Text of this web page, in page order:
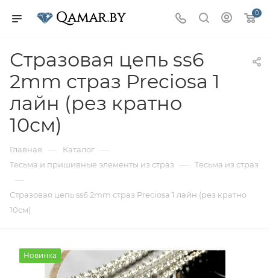
0
Стразовая цепь ss6
2mm страз Preciosa 1
лайн (рез кратно
10см)
Главная — Каталог —
Тесьма и пришивные элементы из страз — Тесьма из страз
—
Стразовая цепь ss6 2mm страз Preciosa 1 лайн (рез кратно
10см)
Новинка